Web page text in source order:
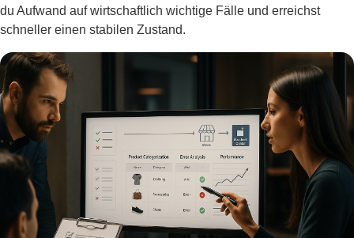
du Aufwand auf wirtschaftlich wichtige Fälle und erreichst
schneller einen stabilen Zustand.